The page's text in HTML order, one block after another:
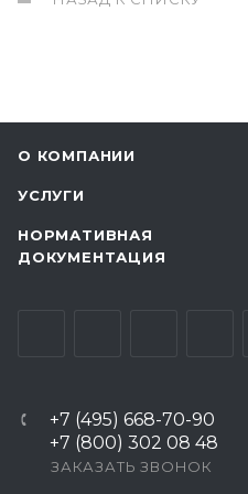
О КОМПАНИИ
УСЛУГИ
НОРМАТИВНАЯ
ДОКУМЕНТАЦИЯ
+7 (495) 668-70-90
+7 (800) 302 08 48
ЗАКАЗАТЬ ЗВОНОК